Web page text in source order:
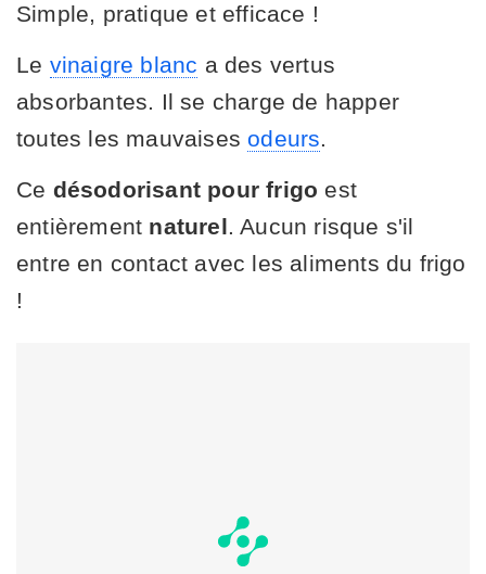
Simple, pratique et efficace !
Le vinaigre blanc a des vertus
absorbantes. Il se charge de happer
toutes les mauvaisesodeurs.
Ce désodorisant pour frigo est
entièrement naturel. Aucun risque s'il
entre en contact avec les aliments du frigo
!